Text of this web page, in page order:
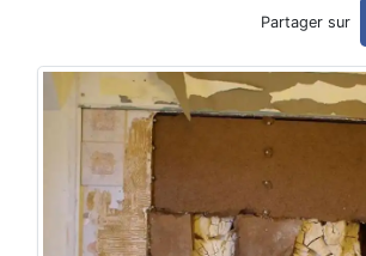
Hypersensibilités environnementales
Partager sur